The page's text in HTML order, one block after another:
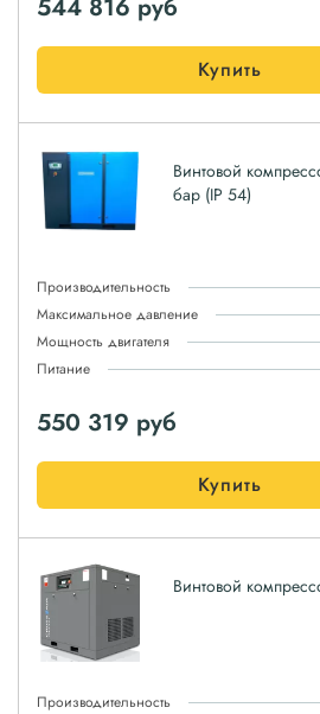
544 816 руб
Купить
Винтовой
бар (IP 54)
Производительность
Максимальное давление
Мощность двигателя
Питание
550 319 руб
Купить
Винтовой
Производительность